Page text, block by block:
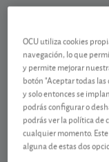
“Valores
OCU
SI ES NECESARIO
Madrid, 4 de junio .
“Valores
OCU utiliza cookies
navegación, lo que
y permite mejorar
botón "Aceptar todas
y solo entonces se
podrás configurar o
podrás ver la política de
cualquier momento.
alguna de estas dos